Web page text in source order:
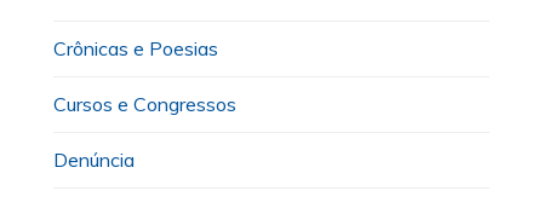
Crônicas e Poesias
Cursos e Congressos
Denúncia